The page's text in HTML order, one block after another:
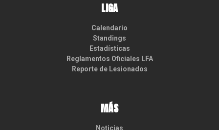
LIGA
Calendario
Standings
Estadísticas
Reglamentos Oficiales LFA
Reporte de Lesionados
MÁS
Noticias